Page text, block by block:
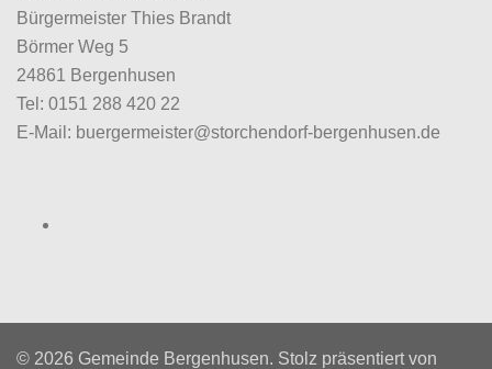
Bürgermeister Thies Brandt
Börmer Weg 5
24861 Bergenhusen
Tel: 0151 288 420 22
E-Mail: buergermeister@storchendorf-bergenhusen.de
© 2026 Gemeinde Bergenhusen. Stolz präsentiert von